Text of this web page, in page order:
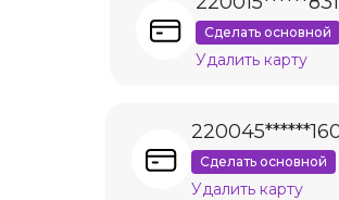
Сделать основной
Удалить карту
Сделать основной
Удалить карту